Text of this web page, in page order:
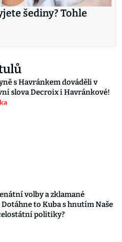
šediny? Tohle
s Havránkem dováděli v
slova Decroix i Havránkové!
volby a zklamané
to Kuba s hnutím Naše
politiky?